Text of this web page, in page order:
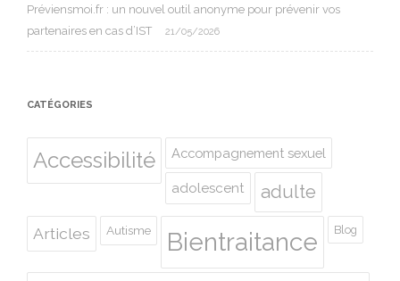
Préviensmoi.fr : un nouvel outil anonyme pour prévenir vos
partenaires en cas d’IST
21/05/2026
CATÉGORIES
Accessibilité Accompagnement sexuel
adolescent adulte
Articles Autisme Bientraitance Blog